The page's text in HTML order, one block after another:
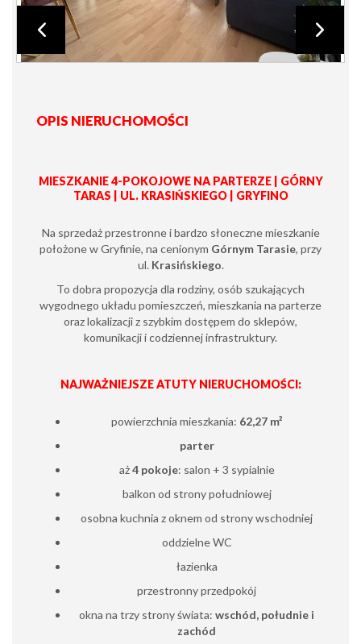
OPIS NIERUCHOMOŚCI
MIESZKANIE 4-POKOJOWE NA PARTERZE | GÓRNY
TARAS | UL. KRASIŃSKIEGO | GRYFINO
Na sprzedaż przestronne i bardzo słoneczne mieszkanie
położone w Gryfinie, na cenionym Górnym Tarasie, przy
ul. Krasińskiego.
To dobra propozycja dla rodziny, osób szukających
wygodnego układu pomieszczeń, mieszkania na parterze
oraz lokalizacji z szybkim dostępem do sklepów,
komunikacji i codziennej infrastruktury.
NAJWAŻNIEJSZE ATUTY NIERUCHOMOŚCI:
powierzchnia mieszkania: 62,27 m²
parter
aż4 pokoje: salon + 3 sypialnie
balkon od strony południowej
osobna kuchnia z oknem od strony wschodniej
oddzielne WC
łazienka
przestronny przedpokój
okna na trzy strony świata: wschód, południe i
zachód